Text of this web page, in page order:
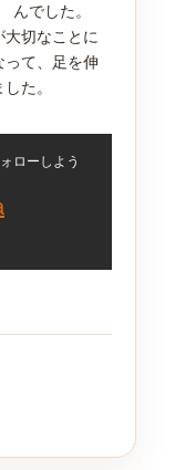
んでした。
切なことに
て、足を伸
た。
ローしよう